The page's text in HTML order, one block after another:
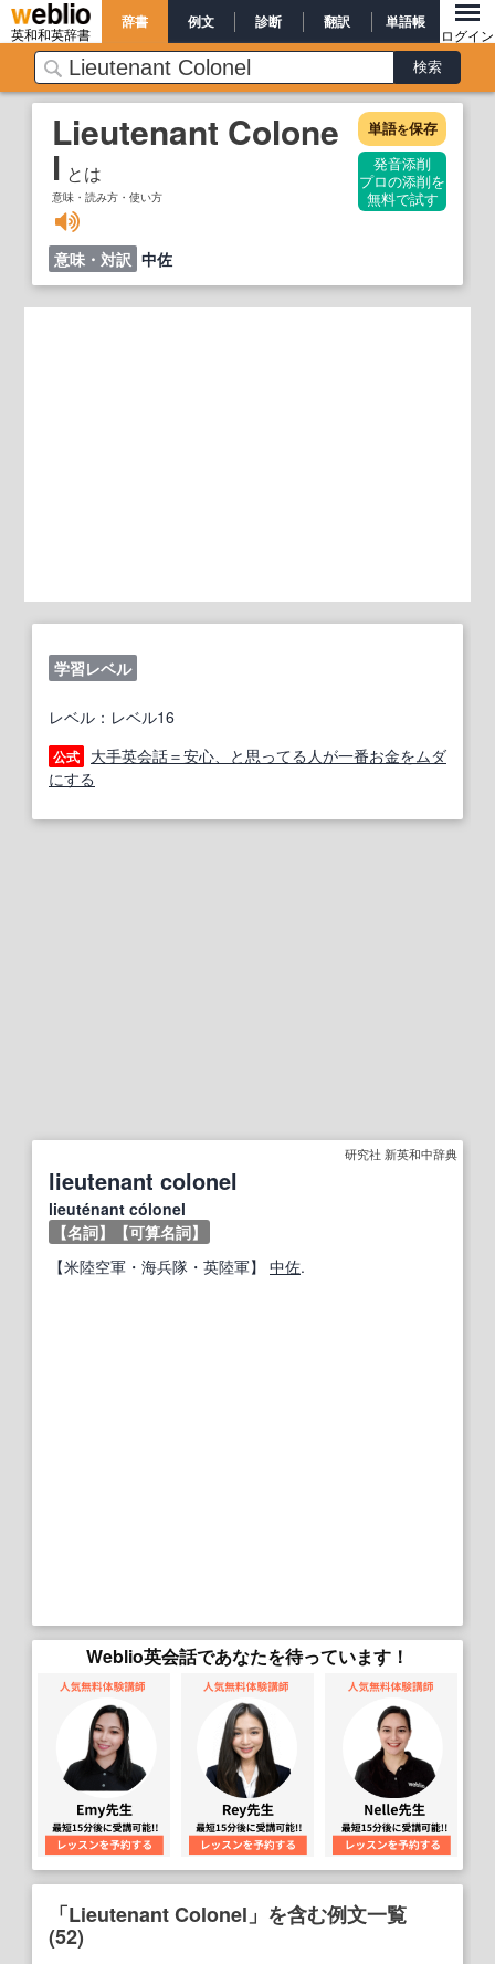
英和和英辞書
辞書 例文 診断 翻訳 単語帳
ログイン
Lieutenant Colone
l とは
意味・読み方・使い方
単語を保存
発音添削
プロの添削を
無料で試す
意味・対訳 中佐
学習レベル
レベル：レベル16
公式
大手英会話＝安心、と思ってる人が一番お金をムダ
にする
研究社 新英和中辞典
lieutenant colonel
lieuténant cólonel
【名詞】
【可算名詞】
【米陸空軍 ・海兵隊・英陸軍】 中佐.
Weblio英会話であなたを待っています！
「Lieutenant Colonel」を含む例文一覧
(52)